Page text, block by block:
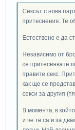
Сексът с нова
притеснения. Те
Естествено е да
Независимо от
се притеснявате
правите секс.
как ще се
секси за другия
В момента, в
и че те са и за